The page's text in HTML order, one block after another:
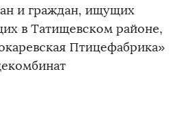
и граждан, ищущих
в Татищевском районе,
Птицефабрика»